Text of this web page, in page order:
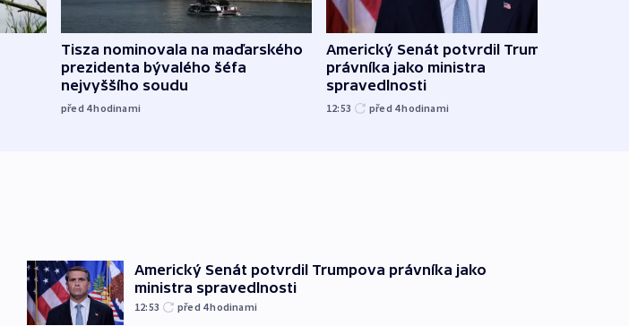
Tisza nominovala na maďarského
prezidenta bývalého šéfa
nejvyššího soudu
před 4hodinami
Americký Senát potvrdil Trumpova
právníka jako ministra
spravedlnosti
12:53 před 4hodinami
Americký Senát potvrdil Trumpova právníka jako
ministra spravedlnosti
12:53 před 4hodinami